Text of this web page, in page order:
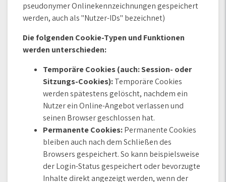
pseudonymer Onlinekennzeichnungen gespeichert
werden, auch als "Nutzer-IDs" bezeichnet)
Die folgenden Cookie-Typen und Funktionen
werden unterschieden:
Temporäre Cookies (auch: Session- oder
Sitzungs-Cookies):Temporäre Cookies
werden spätestens gelöscht, nachdem ein
Nutzer ein Online-Angebot verlassen und
seinen Browser geschlossen hat.
Permanente Cookies:Permanente Cookies
bleiben auch nach dem Schließen des
Browsers gespeichert. So kann beispielsweise
der Login-Status gespeichert oder bevorzugte
Inhalte direkt angezeigt werden, wenn der